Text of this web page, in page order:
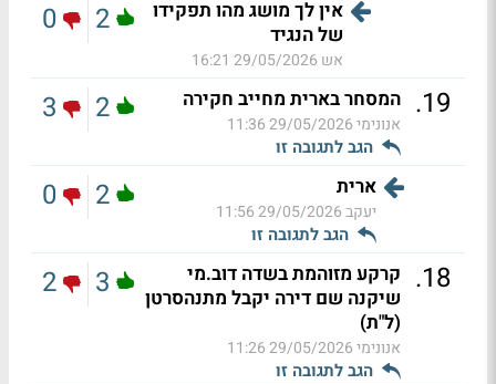
אין לך מושג מהו תפקידו
של הנגיד
אש 29/05/2026 16:21
2
0
19
. המסחר בארית מחייב חקירה
אנונימי29/05/2026 11:36
הגב לתגובה זו
2
3
ארית
יעקב29/05/2026 11:56
הגב לתגובה זו
2
0
18
. קרקע מזוהמת בשדה דוב.מי
שיקנה שם דירה יקבל מתנהסרטן
(ל"ת)
אנונימי29/05/2026 11:26
הגב לתגובה זו
3
2